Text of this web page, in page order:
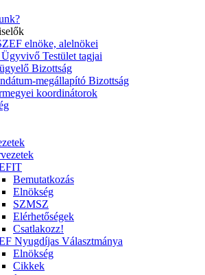
elnöke, alelnökei
Testület tagjai
Bizottság
megállapító Bizottság
koordinátorok
Bemutatkozás
Elnökség
SZMSZ
Elérhetőségek
Csatlakozz!
Nyugdíjas Választmánya
Elnökség
Cikkek